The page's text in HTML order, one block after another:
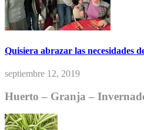
Quisiera abrazar las necesidades
septiembre 12, 2019
Huerto – Granja –